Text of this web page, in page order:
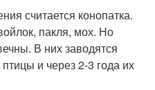
считается конопатка.
пакля, мох. Но
В них заводятся
и через 2-3 года их